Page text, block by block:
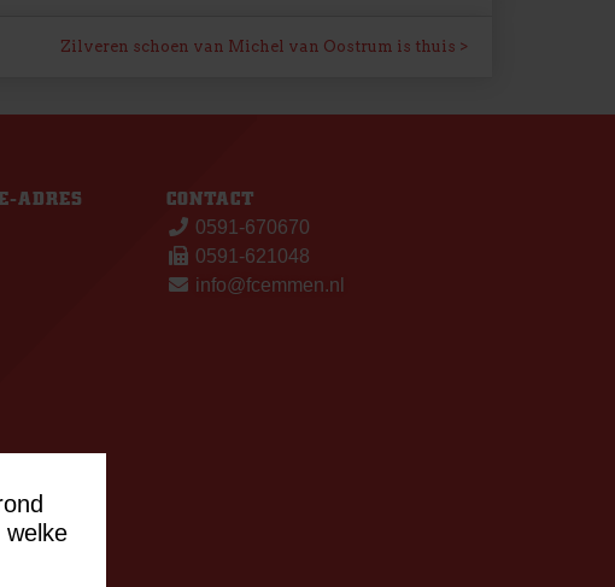
welke
Zilveren schoen van Michel van Oostrum is thuis
ADRES CONTACT
0591-670670
0591-621048
info@fcemmen.nl